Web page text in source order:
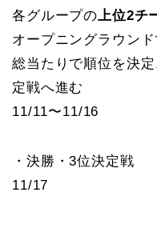
各グループの 上位2チ
オープニングラウン
総当たりで順位を決
定戦へ進む
11/11〜11/16
・決勝・3位決定戦
11/17